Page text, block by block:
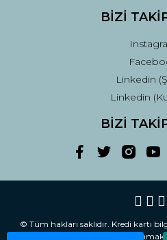
BİZİ
Linkedin
Linkedin
BİZİ
© Tüm hakları saklıdır. Kredi kartı